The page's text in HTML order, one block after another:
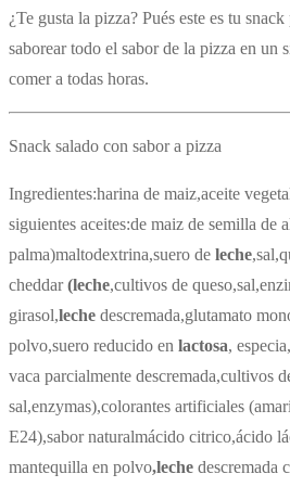
¿Te gusta la pizza? Pués este es tu
saborear todo el sabor de la pizza en un
comer a todas horas.
Snack salado con sabor a pizza
Ingredientes:harina de maiz,aceite
siguientes aceites:de maiz de semilla de
palma)maltodextrina,suero de leche
cheddar(leche,cultivos de
girasol,leche descremada,glutamato
polvo,suero reducido en lactosa,
vaca parcialmente descremada,cultivos
sal,enzymas),colorantes artificiales
E24),sabor naturalmácido citrico,ácido
mantequilla en polvo,leche descremada